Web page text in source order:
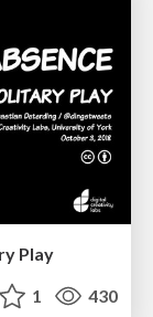
Play
1 430